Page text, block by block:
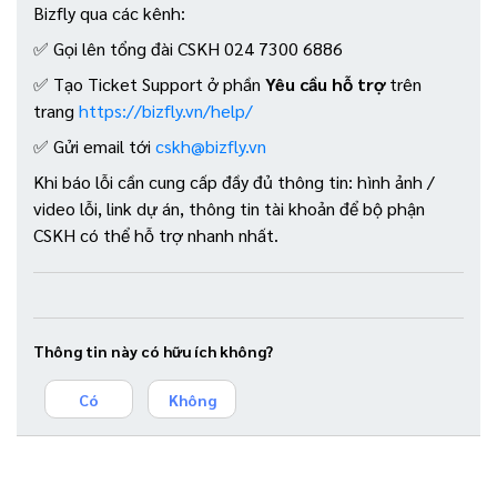
Bizfly qua các kênh:
✅ Gọi lên tổng đài CSKH 024 7300 6886
✅ Tạo Ticket Support ở phần Yêu cầu hỗ trợtrên
trang https://bizfly.vn/help/
✅ Gửi email tới cskh@bizfly.vn
Khi báo lỗi cần cung cấp đầy đủ thông tin: hình ảnh /
video lỗi, link dự án, thông tin tài khoản để bộ phận
CSKH có thể hỗ trợ nhanh nhất.
Thông tin này có hữu ích không?
Có Không